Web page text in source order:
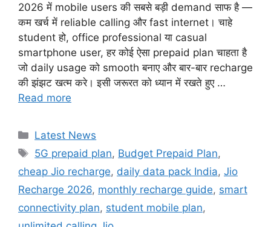
2026 में mobile users की सबसे बड़ी demand साफ है —
कम खर्च में reliable calling और fast internet। चाहे
student हो, office professional या casual
smartphone user, हर कोई ऐसा prepaid plan चाहता है
जो daily usage को smooth बनाए और बार-बार recharge
की झंझट खत्म करे। इसी जरूरत को ध्यान में रखते हुए …
Read more
Categories
Latest News
Tags
5G prepaid plan, Budget Prepaid Plan,
cheap Jio recharge, daily data pack India, Jio
Recharge 2026, monthly recharge guide, smart
connectivity plan, student mobile plan,